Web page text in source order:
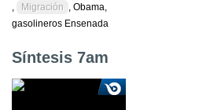
,
Migración , Obama,
gasolineros Ensenada
Síntesis 7am